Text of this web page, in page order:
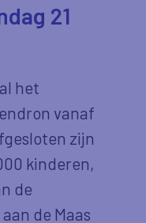
21
het
vanaf
zijn
kinderen,
de
de Maas